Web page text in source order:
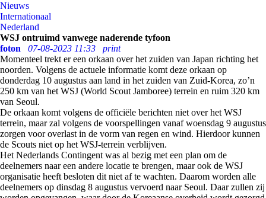
Nieuws
Internationaal
Nederland
WSJ ontruimd vanwege naderende tyfoon
foton
07-08-2023 11:33
print
Momenteel trekt er een orkaan over het zuiden van Japan richting het
noorden. Volgens de actuele informatie komt deze orkaan op
donderdag 10 augustus aan land in het zuiden van Zuid-Korea, zo’n
250 km van het WSJ (World Scout Jamboree) terrein en ruim 320 km
van Seoul.
De orkaan komt volgens de officiële berichten niet over het WSJ
terrein, maar zal volgens de voorspellingen vanaf woensdag 9 augustus
zorgen voor overlast in de vorm van regen en wind. Hierdoor kunnen
de Scouts niet op het WSJ-terrein verblijven.
Het Nederlands Contingent was al bezig met een plan om de
deelnemers naar een andere locatie te brengen, maar ook de WSJ
organisatie heeft besloten dit niet af te wachten. Daarom worden alle
deelnemers op dinsdag 8 augustus vervoerd naar Seoul. Daar zullen zij